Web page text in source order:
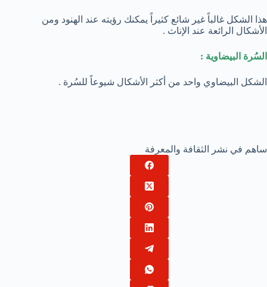
هذا الشكل غالباً غير شائع كثيراً يمكنك رؤيته عند الهنود ومن
الأشكال الرائعة عند الإناث .
السُرة البيضاوية :
الشكل البيضاوي واحد من أكثر الأشكال شيوعاً للسُرة .
ساهم في نشر الثقافة والمعرفة